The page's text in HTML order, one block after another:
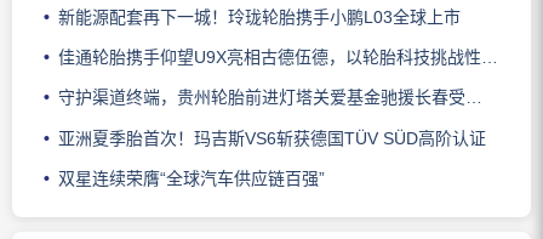
新能源配套再下一城！玲珑轮胎携手小鹏L03全球上市
佳通轮胎携手仰望U9X亮相古德伍德，以轮胎科技挑战性能边界
守护渠道终端，贵州轮胎前进灯塔关爱基金驰援长春受灾门店
亚洲夏季胎首次！玛吉斯VS6斩获德国TÜV SÜD高阶认证
双星连续荣膺“全球汽车供应链百强”